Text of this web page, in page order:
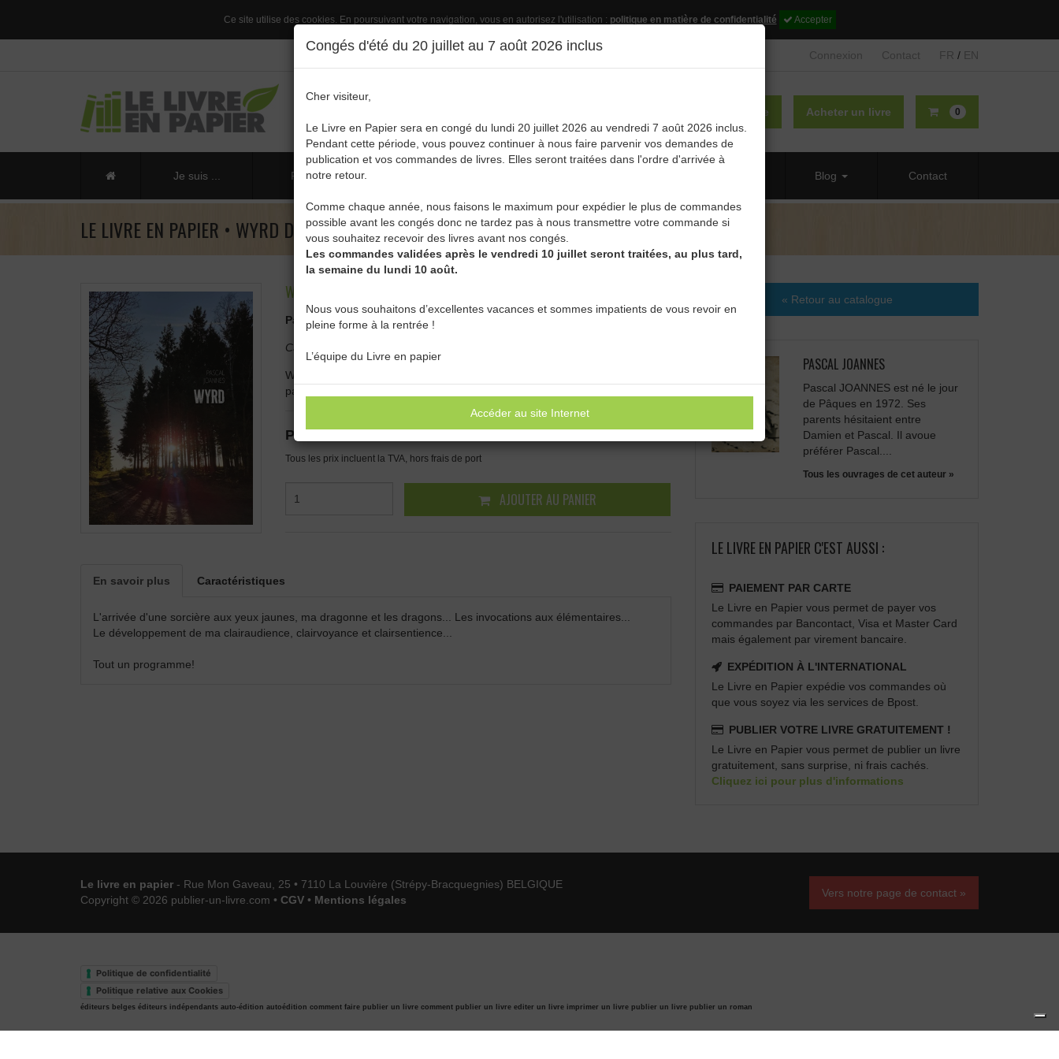
Ce site utilise des cookies. En poursuivant votre navigation, vous en autorisez l'utilisation : politique en matière de confidentialité Accepter
Congés d'été du 20 juillet au 7 août 2026 inclus
Cher visiteur,
Le Livre en Papier sera en congé du lundi 20 juillet 2026 au vendredi 7 août 2026 inclus.
Pendant cette période, vous pouvez continuer à nous faire parvenir vos demandes de
publication et vos commandes de livres. Elles seront traitées dans l'ordre d'arrivée à
notre retour.
Comme chaque année, nous faisons le maximum pour expédier le plus de commandes
possible avant les congés donc ne tardez pas à nous transmettre votre commande si
vous souhaitez recevoir des livres avant nos congés.
Les commandes validées après le vendredi 10 juillet seront traitées, au plus tard,
la semaine du lundi 10 août.
Nous vous souhaitons d’excellentes vacances et sommes impatients de vous revoir en
pleine forme à la rentrée !
L’équipe du Livre en papier
Accéder au site Internet
Connexion Contact FR / EN
0
Acheter un livre
Publier un livre
Je suis ... Publier un livre Blog Contact
LE LIVRE EN PAPIER • WYRD DE PASCAL JOANNES
WYRD
Pascal Joannes
Catégorie :
Wyrd est le 3e tome de mon parcours dans le parcours énergétique... La 3e
partie de ce cheminement.
Prix :
Tous les prix incluent la TVA, hors frais de port
AJOUTER AU PANIER
En savoir plus Caractéristiques
L'arrivée d'une sorcière aux yeux jaunes, ma dragonne et les dragons... Les invocations aux élémentaires...
Le développement de ma clairaudience, clairvoyance et clairsentience...
Tout un programme!
« Retour au catalogue
PASCAL JOANNES
Pascal JOANNES est né le jour
de Pâques en 1972. Ses
parents hésitaient entre
Damien et Pascal. Il avoue
préférer Pascal....
Tous les ouvrages de cet auteur »
LE LIVRE EN PAPIER C'EST AUSSI :
PAIEMENT PAR CARTE
Le Livre en Papier vous permet de payer vos
commandes par Bancontact, Visa et Master Card
mais également par virement bancaire.
EXPÉDITION À L'INTERNATIONAL
Le Livre en Papier expédie vos commandes où
que vous soyez via les services de Bpost.
PUBLIER VOTRE LIVRE GRATUITEMENT !
Le Livre en Papier vous permet de publier un livre
gratuitement, sans surprise, ni frais cachés.
Cliquez ici pour plus d'informations
Le livre en papier - Rue Mon Gaveau, 25 • 7110 La Louvière (Strépy-Bracquegnies) BELGIQUE
Copyright © 2026 publier-un-livre.com • CGV • Mentions légales
Vers notre page de contact »
Politique de confidentialité
Politique relative aux Cookies
éditeurs belges éditeurs indépendants auto-édition autoédition comment faire publier un livre comment publier un livre editer un livre imprimer un livre publier un livre publier un roman